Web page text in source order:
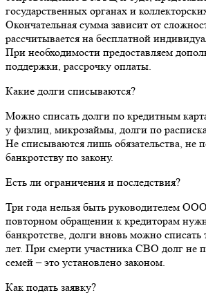
государственных органах и
Окончательная сумма зависит от
рассчитывается на бесплатной
При необходимости предоставляем
поддержки, рассрочку оплаты.
Какие долги списываются?
Можно списать долги по кредитным
у физлиц, микрозаймы, долги по
Не списываются лишь обязательства, не
банкротству по закону.
Есть ли ограничения и последствия?
Три года нельзя быть руководителем
повторном обращении к кредиторам
банкротстве, долги вновь можно списать
лет. При смерти участника СВО долг не
семей – это установлено законом.
Как подать заявку?